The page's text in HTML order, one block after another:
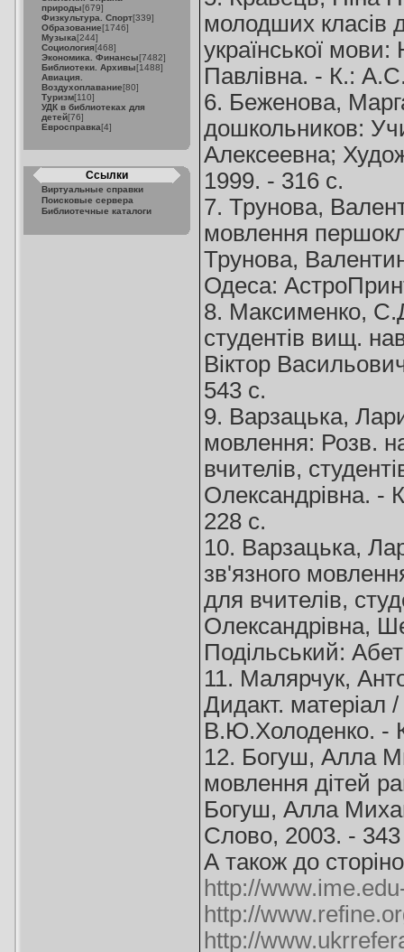
природы[679]
Физкультура. Спорт[339]
Образование[1746]
Музыка[244]
Социология[468]
Экономика. Финансы[7482]
Библиотеки. Архивы[1488]
Авиация.
Воздухоплавание[80]
Туризм[110]
УДК в библиотеках для
детей[76]
Евросправка[4]
Ссылки
Виртуальные справки
Поисковые сервера
Библиотечные каталоги
молодших класів
української
Павлівна. - К.:
6. Беженова,
дошкольников:
Алексеевна;
1999. - 316 с.
7. Трунова,
мовлення
Трунова,
Одеса:
8. Максименко,
студентів вищ.
Віктор
543 с.
9. Варзацька,
мовлення: Розв.
вчителів,
Олександрівна. -
228 с.
10. Варзацька,
зв'язного
для вчителів,
Олександрівна,
Подільський:
11. Малярчук,
Дидакт. матеріал
В.Ю.Холоденко. -
12. Богуш, Алла
мовлення дітей
Богуш, Алла
Слово, 2003. - 343
А також до
http://
http://
http://